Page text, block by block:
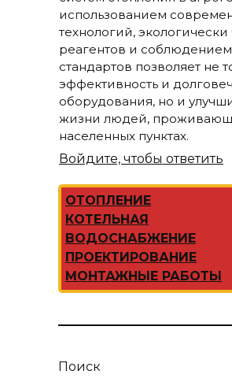
использованием
технологий, экологически
реагентов и
стандартов позволяет не
эффективность и
оборудования, но и
жизни людей,
населенных пунктах.
Войдите, чтобы ответить
ОТОПЛЕНИЕ
КОТЕЛЬНАЯ
ВОДОСНАБЖЕНИЕ
ПРОЕКТИРОВАНИЕ
МОНТАЖНЫЕ РАБОТЫ
Поиск